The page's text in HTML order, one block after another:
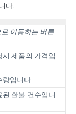
다.
이동하는 버튼
제품의 가격입
량입니다.
환불 건수입니